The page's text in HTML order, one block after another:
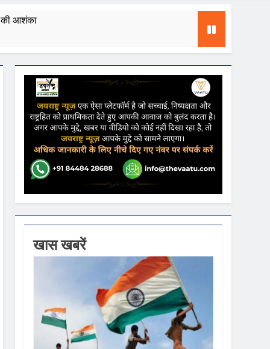
की आशंका
कहा- कार्यक्रम से सरकार का कोई संबंध नहीं
धूम
करोड़ की विकास परियोजनाओं की शुरुआत
करोड़ का बड़ा प्रावधान
खास खबरें